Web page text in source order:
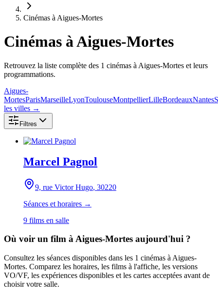
Cinémas à Aigues-Mortes
Cinémas à Aigues-Mortes
Retrouvez la liste complète des 1 cinémas à Aigues-Mortes et leurs
programmations.
Aigues-
MortesParisMarseilleLyonToulouseMontpellierLilleBordeauxNantes
les villes →
Filtres
Marcel Pagnol
9, rue Victor Hugo, 30220
Séances et horaires →
9 films en salle
Où voir un film à Aigues-Mortes aujourd'hui ?
Consultez les séances disponibles dans les 1 cinémas à Aigues-
Mortes. Comparez les horaires, les films à l'affiche, les versions
VO/VF, les expériences disponibles et les cartes acceptées avant de
choisir votre salle.